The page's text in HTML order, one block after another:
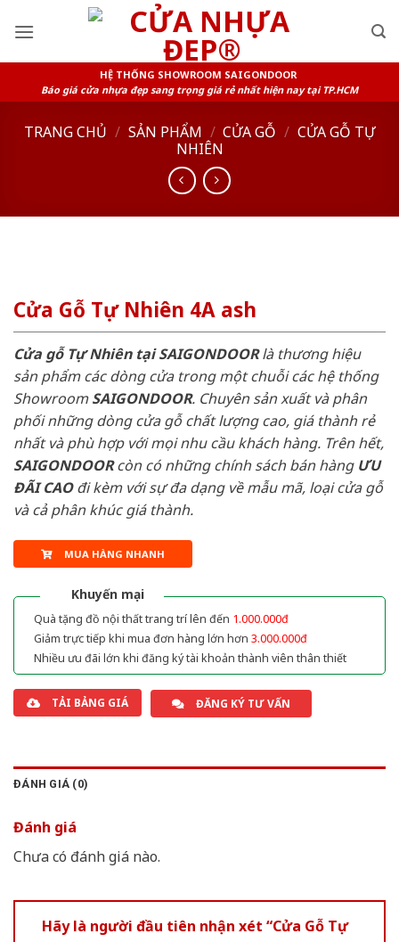
HỆ THỐNG SHOWROOM SAIGONDOOR
Báo giá cửa nhựa đẹp sang trọng giá rẻ nhất hiện nay tại TP.HCM
TRANG CHỦ / SẢN PHẨM / CỬA GỖ / CỬA GỖ TỰ
NHIÊN
Cửa Gỗ Tự Nhiên 4A ash
Cửa gỗ Tự Nhiên tại SAIGONDOORlà thương hiệu
sản phẩm các dòng cửa trong một chuỗi các hệ thống
ShowroomSAIGONDOOR. Chuyên sản xuất và phân
phối những dòng cửa gỗ chất lượng cao, giá thành rẻ
nhất và phù hợp với mọi nhu cầu khách hàng. Trên hết,
SAIGONDOORcòn có những chính sách bán hàng ƯU
ĐÃI CAOđi kèm với sự đa dạng về mẫu mã, loại cửa gỗ
và cả phân khúc giá thành.
MUA HÀNG NHANH
Khuyến mại
Quà tặng đồ nội thất trang trí lên đến 1.000.000đ
Giảm trực tiếp khi mua đơn hàng lớn hơn 3.000.000đ
Nhiều ưu đãi lớn khi đăng ký tài khoản thành viên thân thiết
TẢI BẢNG GIÁ ĐĂNG KÝ TƯ VẤN
ĐÁNH GIÁ (0)
Đánh giá
Chưa có đánh giá nào.
Hãy là người đầu tiên nhận xét “Cửa Gỗ Tự